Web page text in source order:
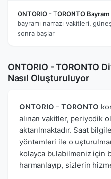
ONTORIO - TORONTO Bayram
bayramı namazı vakitleri,
sonra başlar.
ONTORIO - TORONTO
Nasıl Oluşturuluyor
ONTORIO - TORONTO
alınan vakitler, periyodik
aktarılmaktadır. Saat
yöntemleri ile
kolayca bulabilmeniz için
harmanlayıp, sizlerin